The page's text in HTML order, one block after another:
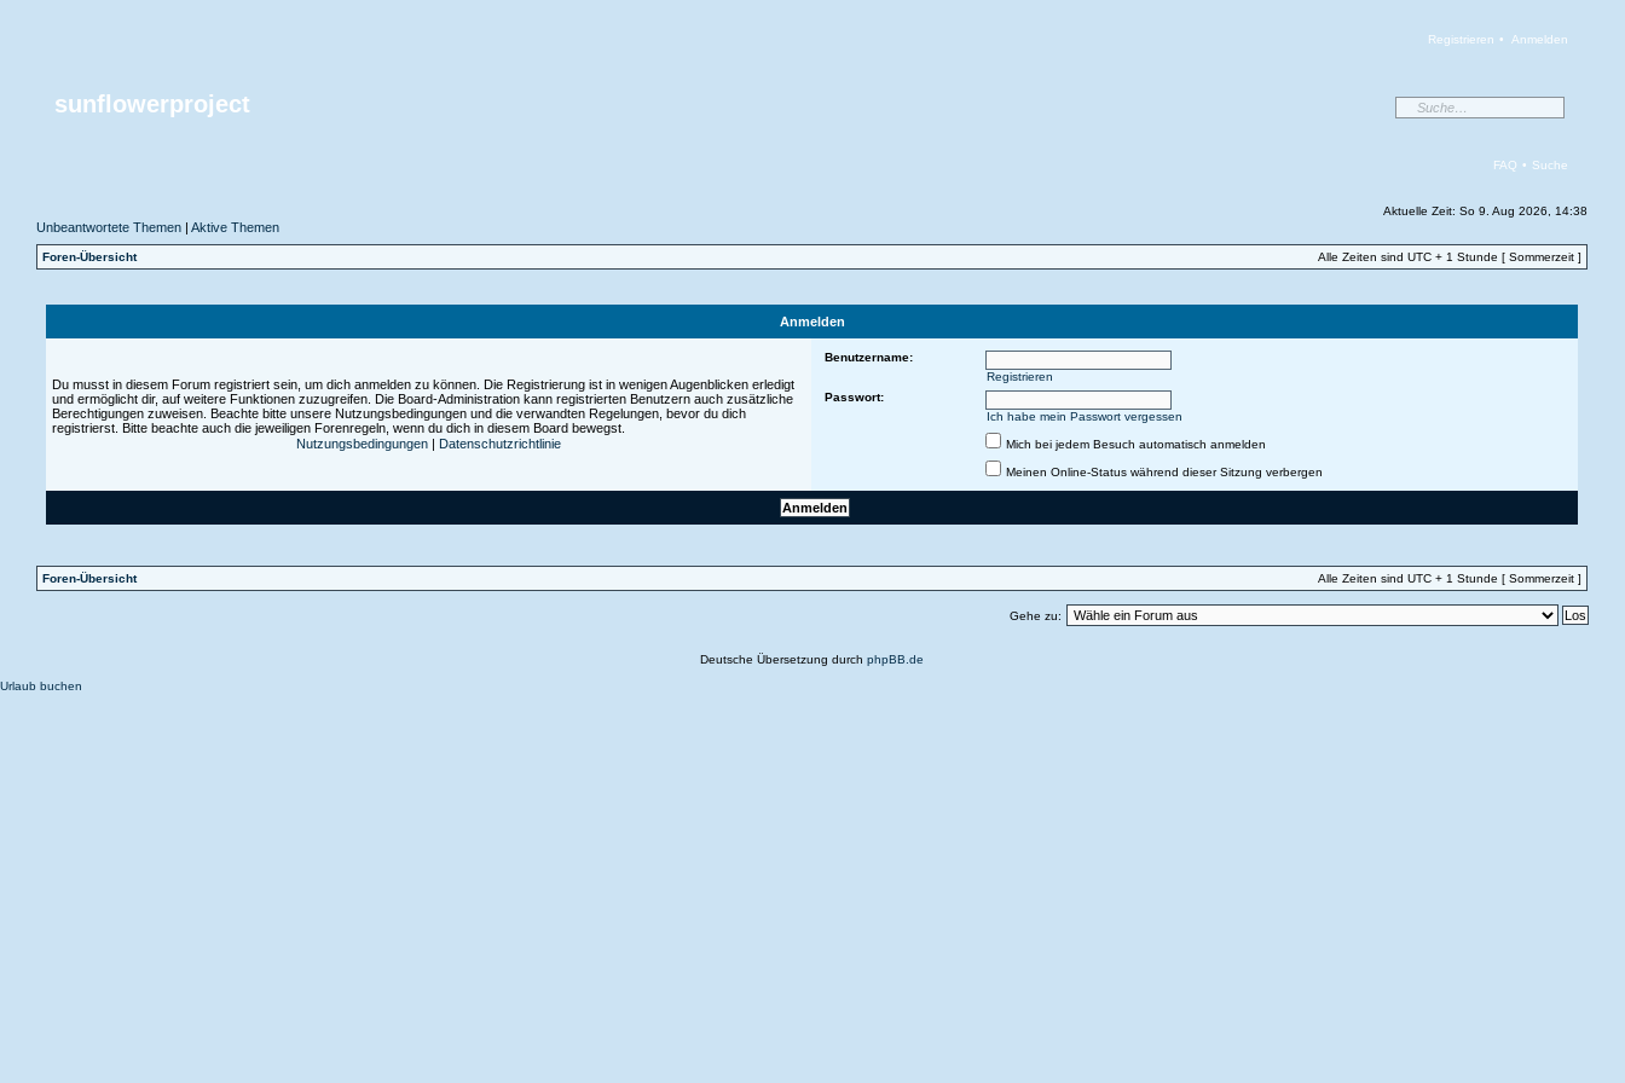
Registrieren • Anmelden
sunflowerproject
FAQ • Suche
Aktuelle Zeit: So 9. Aug 2026, 14:38
Unbeantwortete Themen |Aktive Themen
Foren-Übersicht Alle Zeiten sind UTC + 1 Stunde [ Sommerzeit ]
Anmelden
Du musst in diesem Forum registriert sein, um dich anmelden zu können. Die Registrierung ist in wenigen Augenblicken erledigt
und ermöglicht dir, auf weitere Funktionen zuzugreifen. Die Board-Administration kann registrierten Benutzern auch zusätzliche
Berechtigungen zuweisen. Beachte bitte unsere Nutzungsbedingungen und die verwandten Regelungen, bevor du dich
registrierst. Bitte beachte auch die jeweiligen Forenregeln, wenn du dich in diesem Board bewegst.
Nutzungsbedingungen | Datenschutzrichtlinie
Benutzername:
Registrieren
Passwort:
Ich habe mein Passwort vergessen
Mich bei jedem Besuch automatisch anmelden
Meinen Online-Status während dieser Sitzung verbergen
Foren-Übersicht Alle Zeiten sind UTC + 1 Stunde [ Sommerzeit ]
Gehe zu:
Deutsche Übersetzung durchphpBB.de
Urlaub buchen